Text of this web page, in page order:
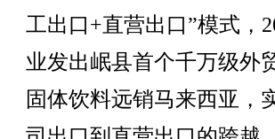
工出口+直营出口”模式，
业发出岷县首个千万级外
固体饮料远销马来西亚，